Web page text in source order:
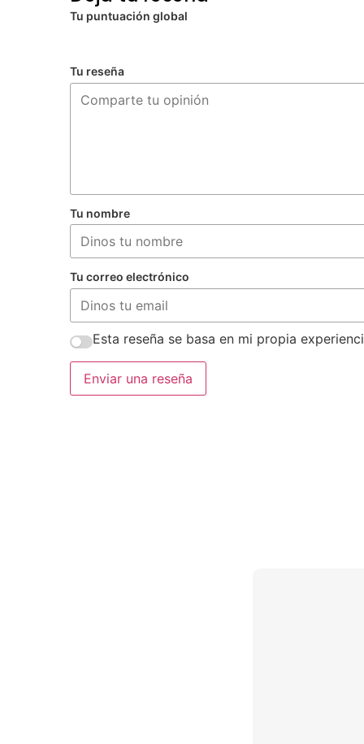
Tu puntuación global
Tu reseña
Tu nombre
Tu correo electrónico
Esta reseña se basa en mi propia
Enviar una reseña